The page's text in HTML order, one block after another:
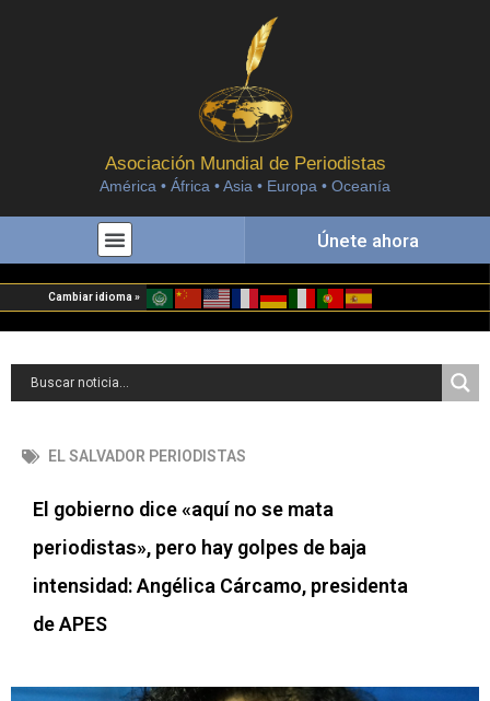
Asociación Mundial de Periodistas
América • África • Asia • Europa • Oceanía
Únete ahora
Cambiar idioma »
EL SALVADOR PERIODISTAS
El gobierno dice «aquí no se mata
periodistas», pero hay golpes de baja
intensidad: Angélica Cárcamo, presidenta
de APES